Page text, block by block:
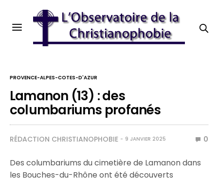
PROVENCE-ALPES-COTES-D'AZUR
Lamanon (13) : des
columbariums profanés
RÉDACTION CHRISTIANOPHOBIE 9 JANVIER 2025 0
Des columbariums du cimetière de Lamanon dans
les Bouches-du-Rhône ont été découverts